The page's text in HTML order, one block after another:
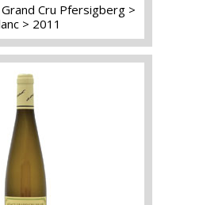
Cru Pfersigberg
2011